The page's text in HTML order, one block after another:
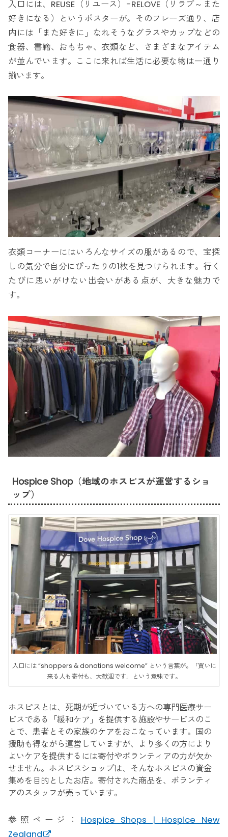
入口には、REUSE（リユース）-RELOVE（リラブ～また
好きになる）というポスターが。そのフレーズ通り、店
内には「また好きに」なれそうなグラスやカップなどの
食器、書籍、おもちゃ、衣類など、さまざまなアイテム
が並んでいます。ここに来れば生活に必要な物は一通り
揃います。
衣類コーナーにはいろんなサイズの服があるので、宝探
しの気分で自分にぴったりの1枚を見つけられます。行く
たびに思いがけない出会いがある点が、大きな魅力で
す。
Hospice Shop（地域のホスピスが運営するショ
ップ）
入口には “shoppers & donations welcome” という言葉が。「買いに
来る人も寄付も、大歓迎です」という意味です。
ホスピスとは、死期が近づいている方への専門医療サー
ビスである「緩和ケア」を提供する施設やサービスのこ
とで、患者とその家族のケアをおこなっています。国の
援助も得ながら運営していますが、より多くの方により
よいケアを提供するには寄付やボランティアの力が欠か
せません。ホスピスショップは、そんなホスピスの資金
集めを目的としたお店。寄付された商品を、ボランティ
アのスタッフが売っています。
参照ページ： Hospice Shops | Hospice New
Zealand